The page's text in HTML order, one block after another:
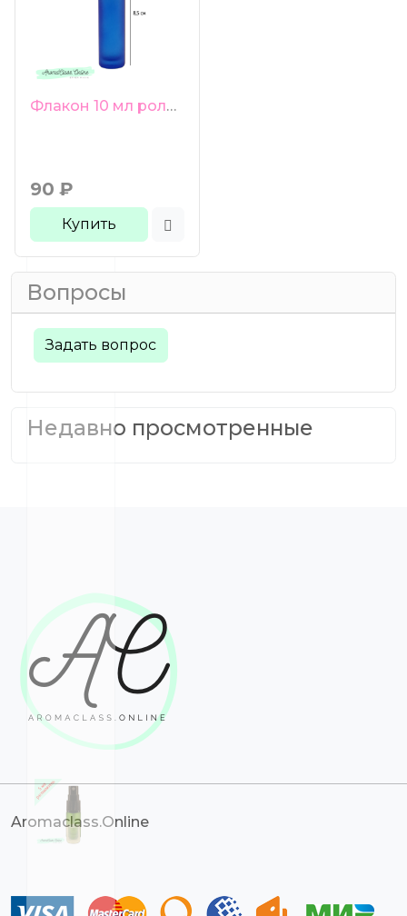
Флакон 10 мл роллер синий
90 ₽
Купить
Вопросы
Задать вопрос
Недавно просмотренные
Aromaclass.Online